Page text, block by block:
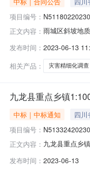
项目编号：
正文内容： 雨城区斜坡地
方）：雅安市
发布时间： 2023-06-13
相关产品：
灾害精细化调查
九龙县重点乡镇
中标｜中标通知 四川
项目编号：
正文内容： 九龙县重点乡
查技术服务项
发布时间： 2023-06-13